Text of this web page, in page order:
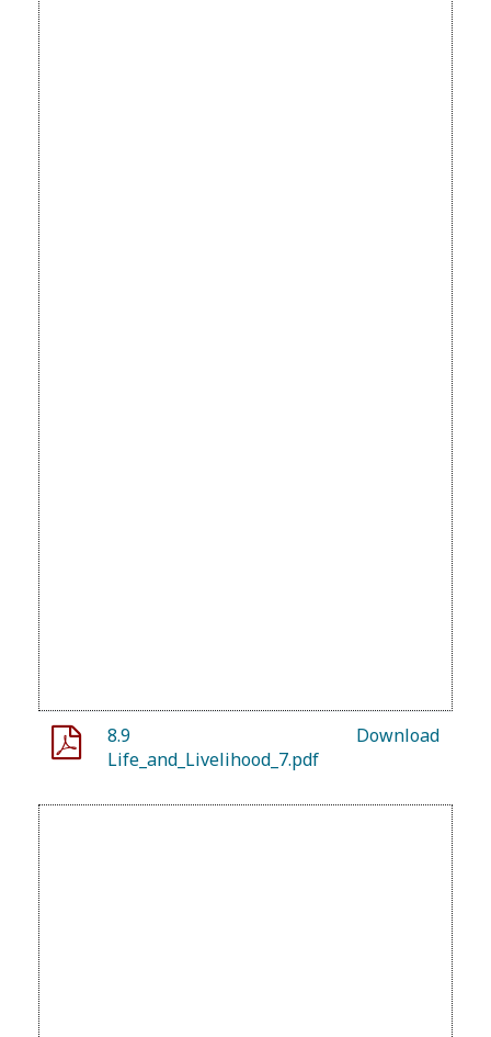
8.9
Life_and_Livelihood_7.pdf
Download